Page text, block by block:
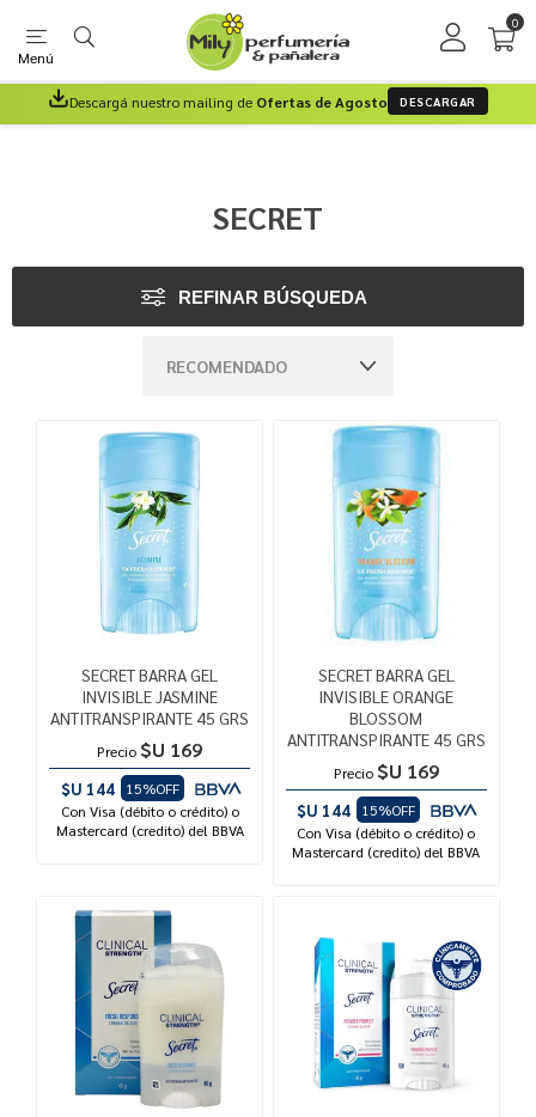
Menú
0
Descargá nuestro mailing de Ofertas de Agosto DESCARGAR
SECRET
REFINAR BÚSQUEDA
SECRET BARRA GEL
INVISIBLE JASMINE
ANTITRANSPIRANTE 45 GRS
Precio $U 169
$U 144
15%OFF
Con Visa (débito o crédito) o
Mastercard (credito) del BBVA
SECRET BARRA GEL
INVISIBLE ORANGE
BLOSSOM
ANTITRANSPIRANTE 45 GRS
Precio $U 169
$U 144
15%OFF
Con Visa (débito o crédito) o
Mastercard (credito) del BBVA